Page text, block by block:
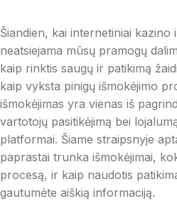
Šiandien, kai internetiniai
neatsiejama mūsų pramogų
kaip rinktis saugų ir patikimą
kaip vyksta pinigų išmokėjimo
išmokėjimas yra vienas iš
vartotojų pasitikėjimą bei
platformai. Šiame straipsnyje
paprastai trunka išmokėjimai,
procesą, ir kaip naudotis
gautumėte aiškią informaciją.